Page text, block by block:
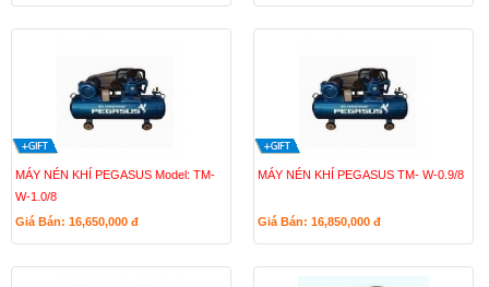
MÁY NÉN KHÍ PEGASUS Model: TM-
W-1.0/8
Giá Bán: 16,650,000 đ
MÁY NÉN KHÍ PEGASUS TM- W-0.9/8
Giá Bán: 16,850,000 đ